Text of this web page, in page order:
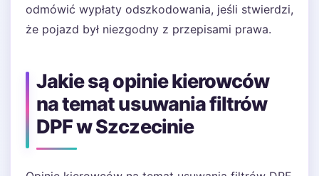
odmówić wypłaty odszkodowania, jeśli stwierdzi,
że pojazd był niezgodny z przepisami prawa.
Jakie są opinie kierowców
na temat usuwania filtrów
DPF w Szczecinie